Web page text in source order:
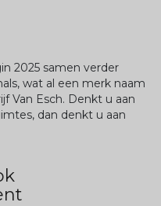
2025 samen verder
wat al een merk naam
Van Esch. Denkt u aan
dan denkt u aan